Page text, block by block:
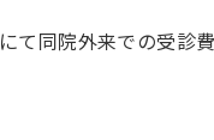
同院外来での受診